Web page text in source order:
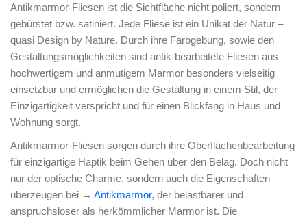
Antikmarmor-Fliesen ist die Sichtfläche nicht poliert, sondern
gebürstet bzw. satiniert. Jede Fliese ist ein Unikat der Natur –
quasi Design by Nature. Durch ihre Farbgebung, sowie den
Gestaltungsmöglichkeiten sind antik-bearbeitete Fliesen aus
hochwertigem und anmutigem Marmor besonders vielseitig
einsetzbar und ermöglichen die Gestaltung in einem Stil, der
Einzigartigkeit verspricht und für einen Blickfang in Haus und
Wohnung sorgt.
Antikmarmor-Fliesen sorgen durch ihre Oberflächenbearbeitung
für einzigartige Haptik beim Gehen über den Belag. Doch nicht
nur der optische Charme, sondern auch die Eigenschaften
überzeugen bei → Antikmarmor, der belastbarer und
anspruchsloser als herkömmlicher Marmor ist. Die